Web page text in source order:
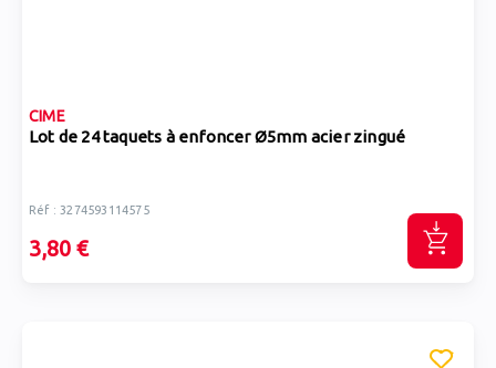
CIME
Lot de 24 taquets à enfoncer Ø5mm acier zingué
Réf : 3274593114575
3,80 €